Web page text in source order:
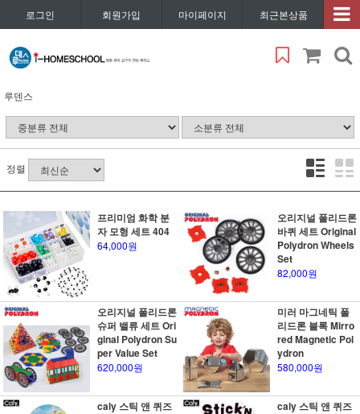
로그인 회원가입 마이페이지 최근본상품
루덴스
정렬
프리미엄 화학 분
자 모형 세트 404
64,000원
오리지널 폴리드론
바퀴 세트 Original
Polydron Wheels
Set
82,000원
오리지널 폴리드론
슈퍼 밸류 세트 Ori
ginal Polydron Su
per Value Set
620,000원
미러 마그네틱 폴
리드론 블록 Mirro
red Magnetic Pol
ydron
580,000원
caly 스틱 앤 퀴즈
caly 스틱 앤 퀴즈